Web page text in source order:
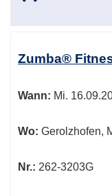
Zumba®
Wann: Mi.
Wo: Gerolzhofen,
Nr.: 262-3203G